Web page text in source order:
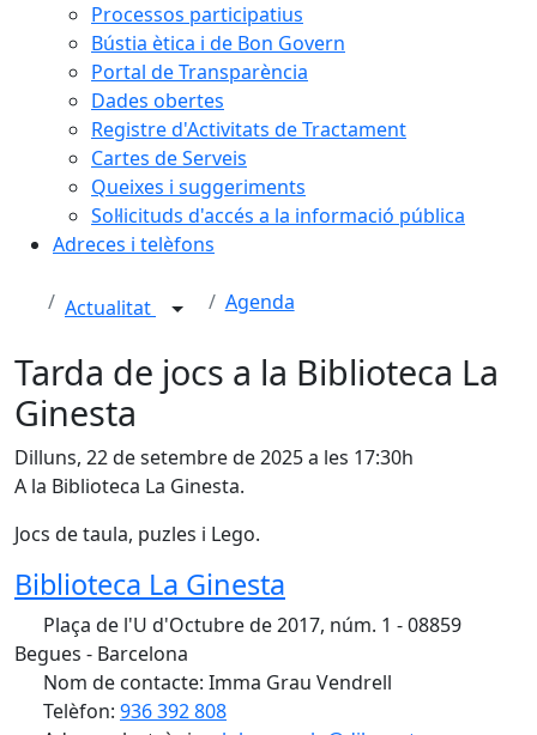
Processos participatius
Bústia ètica i de Bon Govern
Portal de Transparència
Dades obertes
Registre d'Activitats de Tractament
Cartes de Serveis
Queixes i suggeriments
Sol·licituds d'accés a la informació pública
Adreces i telèfons
Actualitat Agenda
Tarda de jocs a la Biblioteca La
Ginesta
Dilluns, 22 de setembre de 2025 a les 17:30h
A la Biblioteca La Ginesta.
Jocs de taula, puzles i Lego.
Biblioteca La Ginesta
Plaça de l'U d'Octubre de 2017, núm. 1 - 08859
Begues - Barcelona
Nom de contacte: Imma Grau Vendrell
Telèfon: 936 392 808